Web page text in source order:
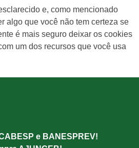
e, como mencionado
algo que você não tem certeza se
é mais seguro deixar os cookies
um dos recursos que você usa
e BANESPREV!